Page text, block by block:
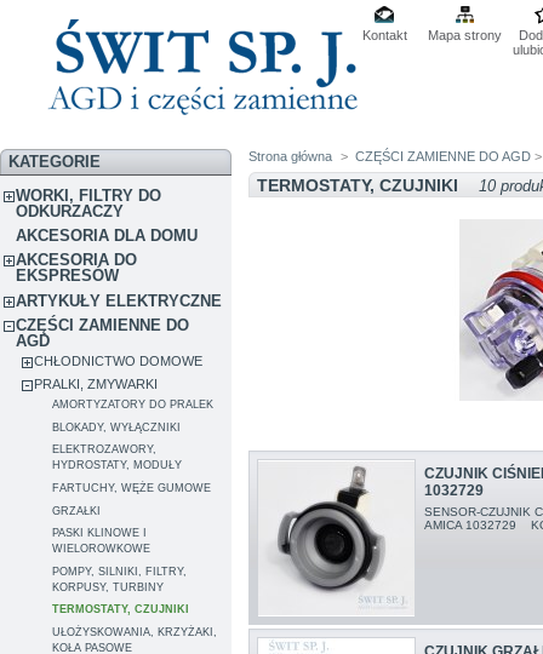
Kontakt Mapa strony
KATEGORIE
WORKI, FILTRY DO
ODKURZACZY
AKCESORIA DLA DOMU
AKCESORIA DO
EKSPRESÓW
ARTYKUŁY ELEKTRYCZNE
CZĘŚCI ZAMIENNE DO
AGD
CHŁODNICTWO DOMOWE
PRALKI, ZMYWARKI
AMORTYZATORY DO PRALEK
BLOKADY, WYŁĄCZNIKI
ELEKTROZAWORY,
HYDROSTATY, MODUŁY
FARTUCHY, WĘŻE GUMOWE
GRZAŁKI
PASKI KLINOWE I
WIELOROWKOWE
POMPY, SILNIKI, FILTRY,
KORPUSY, TURBINY
TERMOSTATY, CZUJNIKI
UŁOŻYSKOWANIA, KRZYŻAKI,
KOŁA PASOWE
Strona główna > CZĘŚCI ZAMIENNE DO AGD
TERMOSTATY, CZUJNIKI 10
CZUJNIK
1032729
SENSOR-CZUJNIK
AMICA 1032729